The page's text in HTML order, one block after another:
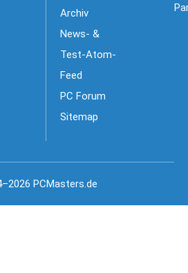
Archiv
News- &
Test-Atom-
Feed
PC Forum
Sitemap
PCMasters.de